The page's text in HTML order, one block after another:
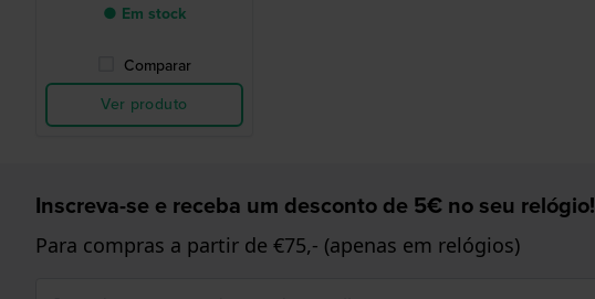
● Em stock
Comparar
Ver produto
Inscreva-se e receba um desconto de 5€ no seu relógio!
Para compras a partir de €75,- (apenas em relógios)